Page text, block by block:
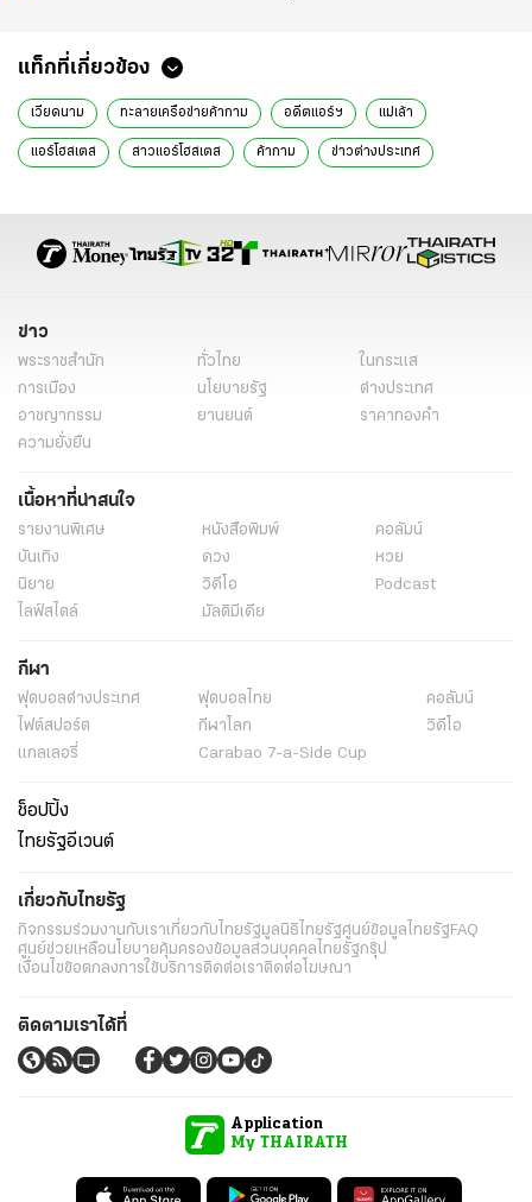
แท็กที่เกี่ยวข้อง
เวียดนาม ทะลายเครือข่ายค้ากาม อดีตแอร์ฯ แม่เล้า
แอร์โฮสเตส สาวแอร์โฮสเตส ค้ากาม ข่าวต่างประเทศ
ข่าว
พระราชสำนัก ทั่วไทย
ในกระแส
การเมือง
นโยบายรัฐ
ต่างประเทศ
อาชญากรรม
ยานยนต์
ราคาทองคำ
ความยั่งยืน
เนื้อหาที่น่าสนใจ
รายงานพิเศษ หนังสือพิมพ์
คอลัมน์
บันเทิง
ดวง
หวย
นิยาย
วิดีโอ
Podcast
ไลฟ์สไตล์
มัลติมีเดีย
กีฬา
ฟุตบอลต่่างประเทศ ฟุตบอลไทย
คอลัมน์
ไฟต์สปอร์ต
กีฬาโลก
วิดีโอ
แกลเลอรี่
Carabao 7-a-Side Cup
ช็อปปิ้ง
ไทยรัฐอีเวนต์
เกี่ยวกับไทยรัฐ
กิจกรรมร่วมงานกับเราเกี่ยวกับไทยรัฐมูลนิธิไทยรัฐศูนย์ข้อมูลไทยรัฐFAQ
ศูนย์ช่วยเหลือนโยบายคุ้มครองข้อมูลส่วนบุคคลไทยรัฐกรุ๊ป
เงื่อนไขข้อตกลงการใช้บริการติดต่อเราติดต่อโฆษณา
ติดตามเราได้ที่
Application
My THAIRATH